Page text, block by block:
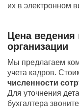
их в электронном
Цена ведения
организации
Мы предлагаем
учета кадров.
численности
Для уточнения
бухгалтера звоните